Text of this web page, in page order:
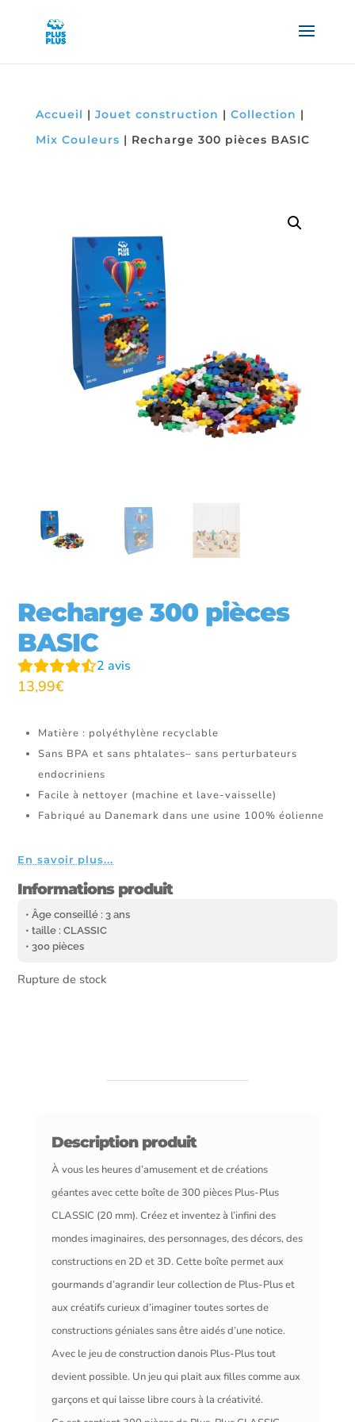
Accueil | Jouet construction | Collection |
Mix Couleurs | Recharge 300 pièces BASIC
Recharge 300 pièces
BASIC
2 avis
13,99€
Matière : polyéthylène recyclable
Sans BPA et sans phtalates– sans perturbateurs
endocriniens
Facile à nettoyer (machine et lave-vaisselle)
Fabriqué au Danemark dans une usine 100% éolienne
En savoir plus...
Informations produit
• Âge conseillé : 3 ans
• taille : CLASSIC
• 300 pièces
Rupture de stock
Description produit
À vous les heures d’amusement et de créations
géantes avec cette boîte de 300 pièces Plus-Plus
CLASSIC (20 mm). Créez et inventez à l’infini des
mondes imaginaires, des personnages, des décors, des
constructions en 2D et 3D. Cette boîte permet aux
gourmands d’agrandir leur collection de Plus-Plus et
aux créatifs curieux d’imaginer toutes sortes de
constructions géniales sans être aidés d’une notice.
Avec le jeu de construction danois Plus-Plus tout
devient possible. Un jeu qui plait aux filles comme aux
garçons et qui laisse libre cours à la créativité.